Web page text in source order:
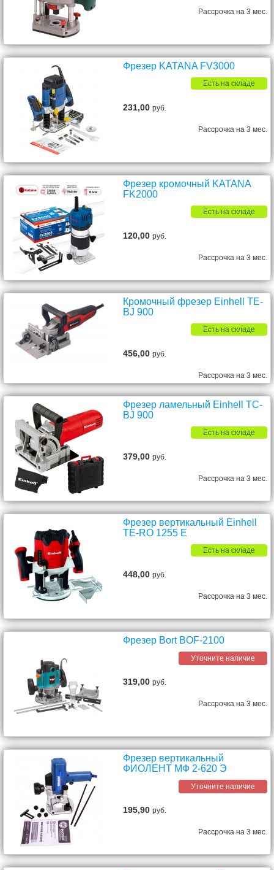
Рассрочка на 3 мес.
Фрезер KATANA FV3000
Есть на складе
231,00руб.
Рассрочка на 3 мес.
Фрезер кромочный KATANA
FK2000
Есть на складе
120,00руб.
Рассрочка на 3 мес.
Кромочный фрезер Einhell TE-
BJ 900
Есть на складе
456,00руб.
Рассрочка на 3 мес.
Фрезер ламельный Einhell TC-
BJ 900
Есть на складе
379,00руб.
Рассрочка на 3 мес.
Фрезер вертикальный Einhell
TE-RO 1255 E
Есть на складе
448,00руб.
Рассрочка на 3 мес.
Фрезер Bort BOF-2100
Уточните наличие
319,00руб.
Рассрочка на 3 мес.
Фрезер вертикальный
ФИОЛЕНТ МФ 2-620 Э
Уточните наличие
195,90руб.
Рассрочка на 3 мес.